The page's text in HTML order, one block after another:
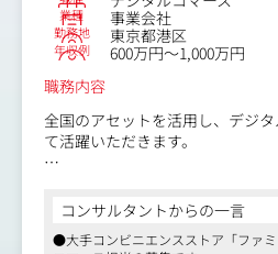
の運用
■広告運用の自動化、高速化
■マス広告（TVCMなど）の効果
■各種レポートや、アクセス解析
分析（Googleアナリティクス）、
■分析に基づいたアクション、
クション等
■その他マーケティング施策の企
業種 事業会社
勤務地 東京都港区
年収例
600万円～1,000万円
職務内容
全国のアセットを活用し、デジ
て活躍いただきます。
・サイト運営業務
-ディレクション業務（バナー・
内容管理など）
コンサルタントからの一言
●大手コンビニエンスストア「ファ